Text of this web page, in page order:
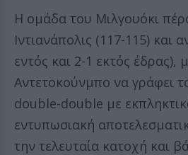
Η ομάδα του Μιλγουόκι
Ιντιανάπολις (117-115) και
εντός και 2-1 εκτός έδρας),
Αντετοκούνμπο να γράφει
double-double με
εντυπωσιακή
την τελευταία κατοχή και